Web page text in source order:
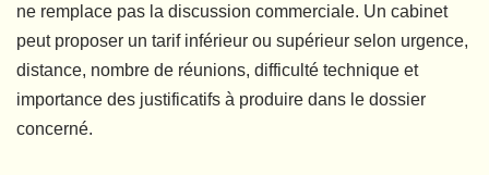
ne remplace pas la discussion commerciale. Un cabinet
peut proposer un tarif inférieur ou supérieur selon urgence,
distance, nombre de réunions, difficulté technique et
importance des justificatifs à produire dans le dossier
concerné.